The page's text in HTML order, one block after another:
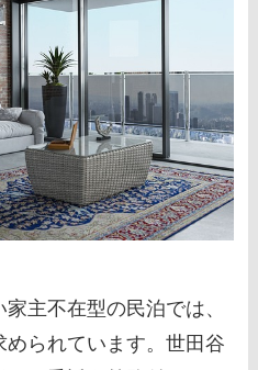
主不在型の民泊では、
られています。世田谷